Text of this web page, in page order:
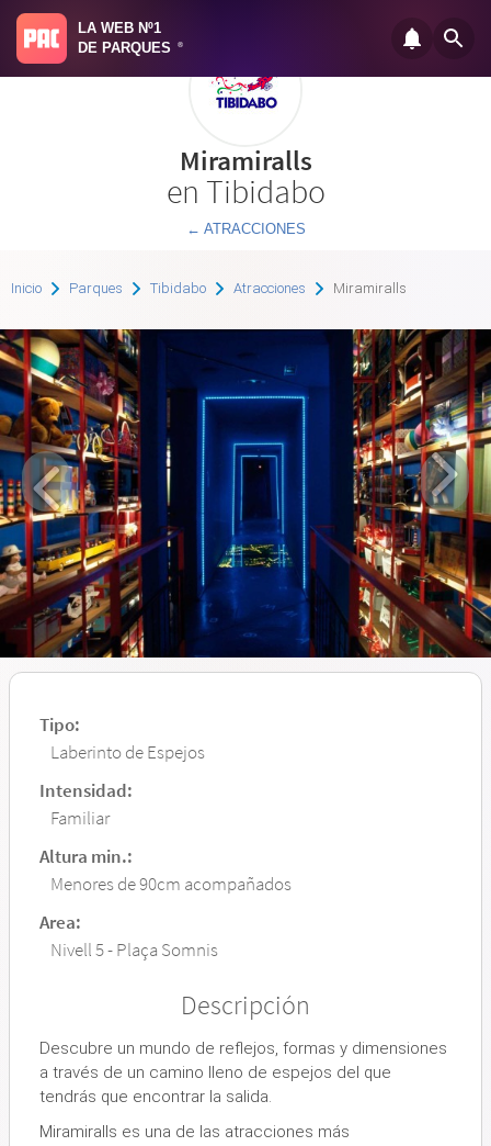
LA WEB Nº1
DE PARQUES
®
Miramiralls
en Tibidabo
← ATRACCIONES
Inicio Parques Tibidabo Atracciones Miramiralls
Tipo:
Laberinto de Espejos
Intensidad:
Familiar
Altura min.:
Menores de 90cm acompañados
Area:
Nivell 5 - Plaça Somnis
Descripción
Descubre un mundo de reflejos, formas y dimensiones
a través de un camino lleno de espejos del que
tendrás que encontrar la salida.
Miramiralls es una de las atracciones más